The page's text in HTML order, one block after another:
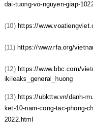
dai-tuong-vo-nguyen-giap-
(10) https://
(11) https://www.rfa.org/
(12) https://www.bbc.com/
ikileaks_general_huong
(13) https://ubkttw.vn/danh-
ket-10-nam-cong-tac-phong-
2022.html